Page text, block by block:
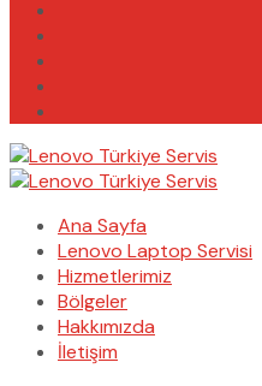
Ana Sayfa
Lenovo Laptop Servisi
Hizmetlerimiz
Bölgeler
Hakkımızda
İletişim